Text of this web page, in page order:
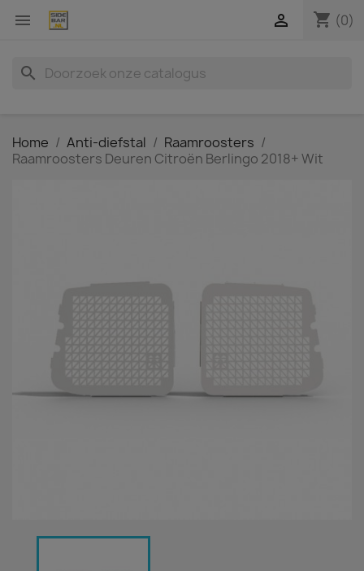
 shopping_cart (0)

search
Home Anti-diefstal
Raamroosters
Raamroosters Deuren Citroën Berlingo 2018+ Wit